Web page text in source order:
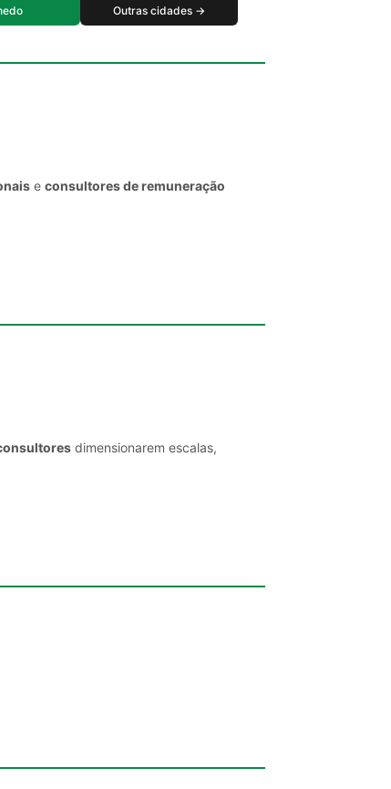
Outras cidades →
e consultores de remuneração
dimensionarem escalas,